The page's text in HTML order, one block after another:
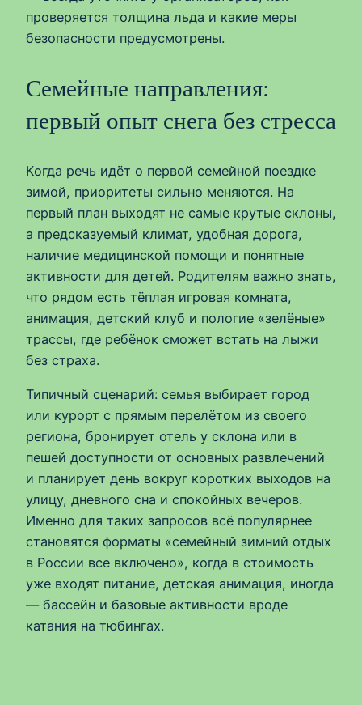
проверяется толщина льда и какие меры
безопасности предусмотрены.
Семейные направления:
первый опыт снега без стресса
Когда речь идёт о первой семейной поездке
зимой, приоритеты сильно меняются. На
первый план выходят не самые крутые склоны,
а предсказуемый климат, удобная дорога,
наличие медицинской помощи и понятные
активности для детей. Родителям важно знать,
что рядом есть тёплая игровая комната,
анимация, детский клуб и пологие «зелёные»
трассы, где ребёнок сможет встать на лыжи
без страха.
Типичный сценарий: семья выбирает город
или курорт с прямым перелётом из своего
региона, бронирует отель у склона или в
пешей доступности от основных развлечений
и планирует день вокруг коротких выходов на
улицу, дневного сна и спокойных вечеров.
Именно для таких запросов всё популярнее
становятся форматы «семейный зимний отдых
в России все включено», когда в стоимость
уже входят питание, детская анимация, иногда
— бассейн и базовые активности вроде
катания на тюбингах.